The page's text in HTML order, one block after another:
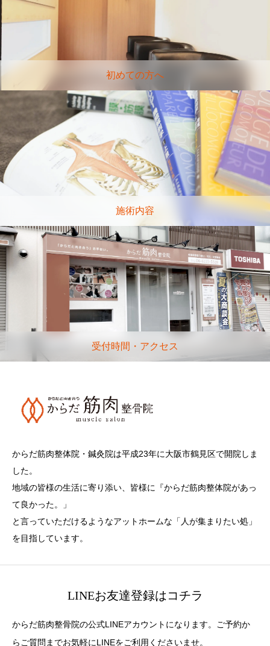
初めての方へ
施術内容
受付時間・アクセス
からだ筋肉整体院・鍼灸院は平成23年に大阪市鶴見区で開院しま
した。
地域の皆様の生活に寄り添い、皆様に『からだ筋肉整体院があっ
て良かった。」
と言っていただけるようなアットホームな「人が集まりたい処」
を目指しています。
LINEお友達登録はコチラ
からだ筋肉整骨院の公式LINEアカウントになります。ご予約か
らご質問までお気軽にLINEをご利用くださいませ。